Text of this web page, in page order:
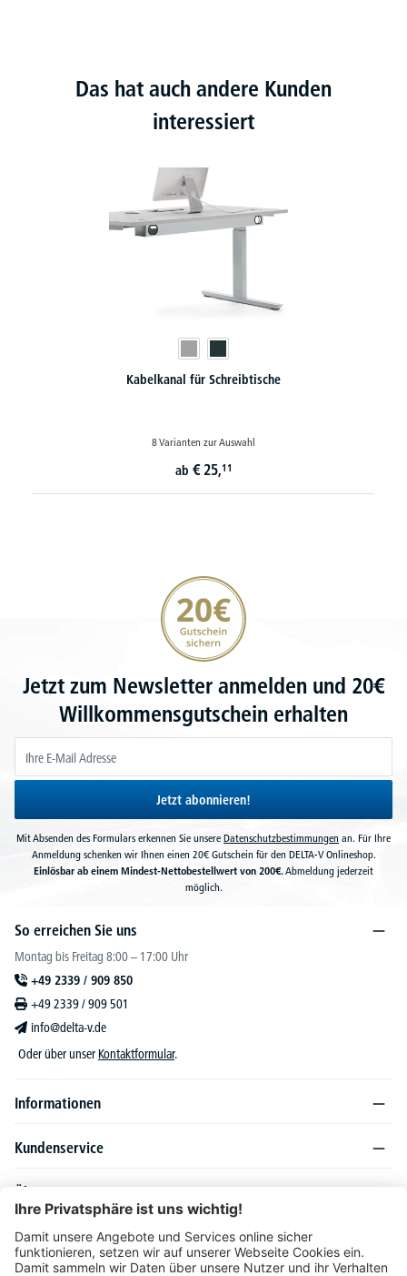
Das hat auch andere Kunden
interessiert
Kabelkanal für Schreibtische
8 Varianten zur Auswahl
ab € 25,11
20€ Gutschein sichern
Jetzt zum Newsletter anmelden und 20€
Willkommensgutschein erhalten
Jetzt abonnieren!
Mit Absenden des Formulars erkennen Sie unsere Datenschutzbestimmungen an. Für Ihre
Anmeldung schenken wir Ihnen einen 20€ Gutschein für den DELTA-V Onlineshop.
Einlösbar ab einem Mindest-Nettobestellwert von 200€.Abmeldung jederzeit
möglich.
So erreichen Sie uns
Montag bis Freitag 8:00 – 17:00 Uhr
+49 2339 / 909 850
+49 2339 / 909 501
info@delta-v.de
Oder über unser Kontaktformular.
Informationen
Kundenservice
Über DELTA-V
Produktsortiment